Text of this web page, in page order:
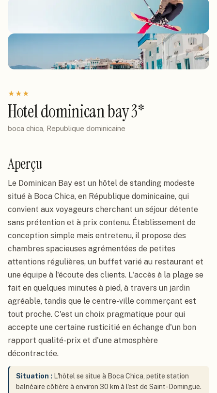
★★★
Hotel dominican bay 3*
boca chica, Republique dominicaine
Aperçu
Le Dominican Bay est un hôtel de standing modeste
situé à Boca Chica, en République dominicaine, qui
convient aux voyageurs cherchant un séjour détente
sans prétention et à prix contenu. Établissement de
conception simple mais entretenu, il propose des
chambres spacieuses agrémentées de petites
attentions régulières, un buffet varié au restaurant et
une équipe à l'écoute des clients. L'accès à la plage se
fait en quelques minutes à pied, à travers un jardin
agréable, tandis que le centre-ville commerçant est
tout proche. C'est un choix pragmatique pour qui
accepte une certaine rusticitié en échange d'un bon
rapport qualité-prix et d'une atmosphère
décontractée.
Situation : L'hôtel se situe à Boca Chica, petite station
balnéaire côtière à environ 30 km à l'est de Saint-Domingue.